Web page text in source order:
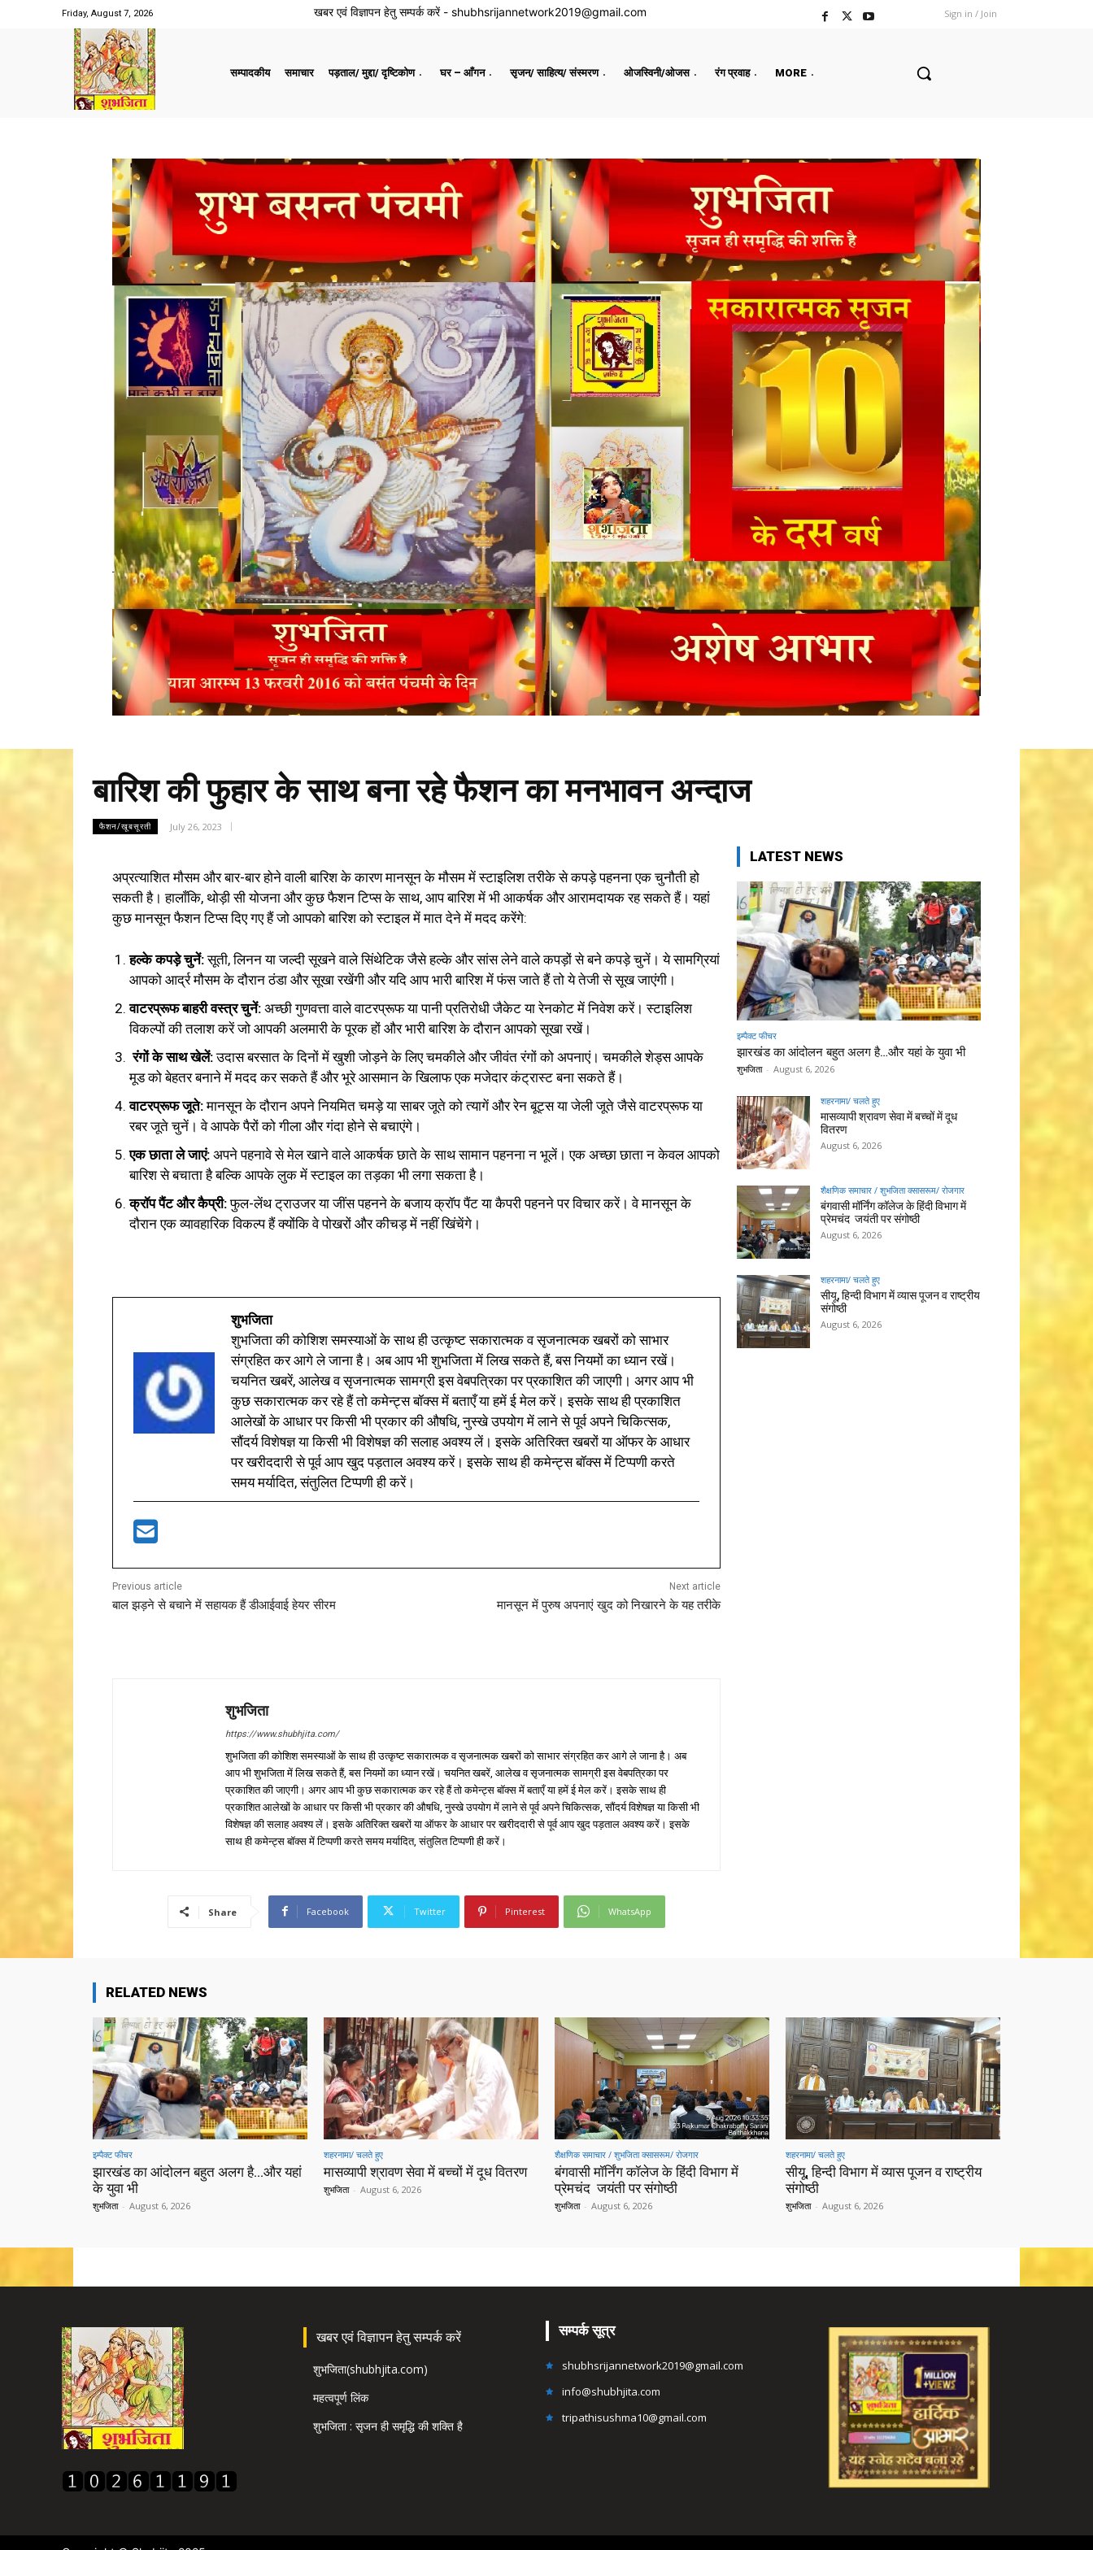
Friday, August 7, 2026 खबर एवं विज्ञापन हेतु सम्पर्क करें - shubhsrijannetwork2019@gmail.com Sign in / Join
सम्पादकीय समाचार पड़ताल/ मुद्दा/ दृष्टिकोण घर – आँगन सृजन/ साहित्य/ संस्मरण ओजस्विनी/ओजस रंग प्रवाह MORE
बारिश की फुहार के साथ बना रहे फैशन का मनभावन अन्दाज
फैशन/खूबसूरती July 26, 2023
अप्रत्याशित मौसम और बार-बार होने वाली बारिश के कारण मानसून के मौसम में स्टाइलिश तरीके से कपड़े पहनना एक चुनौती हो
सकती है। हालाँकि, थोड़ी सी योजना और कुछ फैशन टिप्स के साथ, आप बारिश में भी आकर्षक और आरामदायक रह सकते हैं। यहां
कुछ मानसून फैशन टिप्स दिए गए हैं जो आपको बारिश को स्टाइल में मात देने में मदद करेंगे:
हल्के कपड़े चुनें:सूती, लिनन या जल्दी सूखने वाले सिंथेटिक जैसे हल्के और सांस लेने वाले कपड़ों से बने कपड़े चुनें। ये सामग्रियां
आपको आर्द्र मौसम के दौरान ठंडा और सूखा रखेंगी और यदि आप भारी बारिश में फंस जाते हैं तो ये तेजी से सूख जाएंगी।
वाटरप्रूफ बाहरी वस्त्र चुनें: अच्छी गुणवत्ता वाले वाटरप्रूफ या पानी प्रतिरोधी जैकेट या रेनकोट में निवेश करें। स्टाइलिश
विकल्पों की तलाश करें जो आपकी अलमारी के पूरक हों और भारी बारिश के दौरान आपको सूखा रखें।
रंगों के साथ खेलें:उदास बरसात के दिनों में खुशी जोड़ने के लिए चमकीले और जीवंत रंगों को अपनाएं। चमकीले शेड्स आपके
मूड को बेहतर बनाने में मदद कर सकते हैं और भूरे आसमान के खिलाफ एक मजेदार कंट्रास्ट बना सकते हैं।
वाटरप्रूफ जूते:मानसून के दौरान अपने नियमित चमड़े या साबर जूते को त्यागें और रेन बूट्स या जेली जूते जैसे वाटरप्रूफ या
रबर जूते चुनें। वे आपके पैरों को गीला और गंदा होने से बचाएंगे।
एक छाता ले जाएं: अपने पहनावे से मेल खाने वाले आकर्षक छाते के साथ सामान पहनना न भूलें। एक अच्छा छाता न केवल आपको
बारिश से बचाता है बल्कि आपके लुक में स्टाइल का तड़का भी लगा सकता है।
क्रॉप पैंट और कैप्री:फुल-लेंथ ट्राउजर या जींस पहनने के बजाय क्रॉप पैंट या कैपरी पहनने पर विचार करें। वे मानसून के
दौरान एक व्यावहारिक विकल्प हैं क्योंकि वे पोखरों और कीचड़ में नहीं खिंचेंगे।
शुभजिता
शुभजिता की कोशिश समस्याओं के साथ ही उत्कृष्ट सकारात्मक व सृजनात्मक खबरों को साभार
संग्रहित कर आगे ले जाना है। अब आप भी शुभजिता में लिख सकते हैं, बस नियमों का ध्यान रखें।
चयनित खबरें, आलेख व सृजनात्मक सामग्री इस वेबपत्रिका पर प्रकाशित की जाएगी। अगर आप भी
कुछ सकारात्मक कर रहे हैं तो कमेन्ट्स बॉक्स में बताएँ या हमें ई मेल करें। इसके साथ ही प्रकाशित
आलेखों के आधार पर किसी भी प्रकार की औषधि, नुस्खे उपयोग में लाने से पूर्व अपने चिकित्सक,
सौंदर्य विशेषज्ञ या किसी भी विशेषज्ञ की सलाह अवश्य लें। इसके अतिरिक्त खबरों या ऑफर के आधार
पर खरीददारी से पूर्व आप खुद पड़ताल अवश्य करें। इसके साथ ही कमेन्ट्स बॉक्स में टिप्पणी करते
समय मर्यादित, संतुलित टिप्पणी ही करें।
Previous article
बाल झड़ने से बचाने में सहायक हैं डीआईवाई हेयर सीरम
Next article
मानसून में पुरुष अपनाएं खुद को निखारने के यह तरीके
शुभजिता
https://www.shubhjita.com/
शुभजिता की कोशिश समस्याओं के साथ ही उत्कृष्ट सकारात्मक व सृजनात्मक खबरों को साभार संग्रहित कर आगे ले जाना है। अब
आप भी शुभजिता में लिख सकते हैं, बस नियमों का ध्यान रखें। चयनित खबरें, आलेख व सृजनात्मक सामग्री इस वेबपत्रिका पर
प्रकाशित की जाएगी। अगर आप भी कुछ सकारात्मक कर रहे हैं तो कमेन्ट्स बॉक्स में बताएँ या हमें ई मेल करें। इसके साथ ही
प्रकाशित आलेखों के आधार पर किसी भी प्रकार की औषधि, नुस्खे उपयोग में लाने से पूर्व अपने चिकित्सक, सौंदर्य विशेषज्ञ या किसी भी
विशेषज्ञ की सलाह अवश्य लें। इसके अतिरिक्त खबरों या ऑफर के आधार पर खरीददारी से पूर्व आप खुद पड़ताल अवश्य करें। इसके
साथ ही कमेन्ट्स बॉक्स में टिप्पणी करते समय मर्यादित, संतुलित टिप्पणी ही करें।
Share Facebook Twitter Pinterest WhatsApp
LATEST NEWS
इम्पैक्ट फीचर
झारखंड का आंदोलन बहुत अलग है…और यहां के युवा भी
शुभजिता - August 6, 2026
शहरनामा/ चलते हुए
मासव्यापी श्रावण सेवा में बच्चों में दूध
वितरण
August 6, 2026
शैक्षणिक समाचार / शुभजिता क्सासरूम/ रोजगार
बंगवासी मॉर्निंग कॉलेज के हिंदी विभाग में
प्रेमचंद जयंती पर संगोष्ठी
August 6, 2026
शहरनामा/ चलते हुए
सीयू, हिन्दी विभाग में व्यास पूजन व राष्ट्रीय
संगोष्ठी
August 6, 2026
RELATED NEWS
इम्पैक्ट फीचर
झारखंड का आंदोलन बहुत अलग है…और यहां
के युवा भी
शुभजिता - August 6, 2026
शहरनामा/ चलते हुए
मासव्यापी श्रावण सेवा में बच्चों में दूध वितरण
शुभजिता - August 6, 2026
शैक्षणिक समाचार / शुभजिता क्सासरूम/ रोजगार
बंगवासी मॉर्निंग कॉलेज के हिंदी विभाग में
प्रेमचंद जयंती पर संगोष्ठी
शुभजिता - August 6, 2026
शहरनामा/ चलते हुए
सीयू, हिन्दी विभाग में व्यास पूजन व राष्ट्रीय
संगोष्ठी
शुभजिता - August 6, 2026
खबर एवं विज्ञापन हेतु सम्पर्क करें
शुभजिता(shubhjita.com)
महत्वपूर्ण लिंक
शुभजिता : सृजन ही समृद्धि की शक्ति है
सम्पर्क सूत्र
shubhsrijannetwork2019@gmail.com
info@shubhjita.com
tripathisushma10@gmail.com